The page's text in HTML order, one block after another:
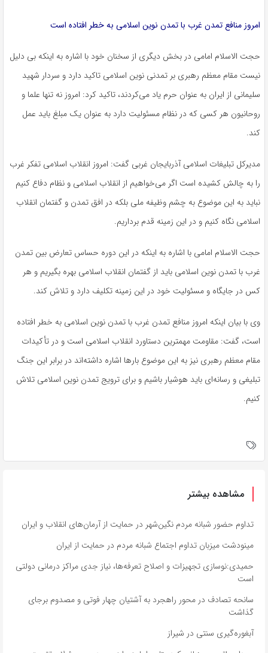
امروز منافع تمدن غرب با تمدن نوین اسلامی به خطر افتاده است
حجت الاسلام امامی در بخش دیگری از سخنان خود با اشاره به اینکه بی دلیل
نیست مقام معظم رهبری بر تمدنی نوین اسلامی تاکید دارد و سردار شهید
سلیمانی از ایران به عنوان حرم یاد می‌کردند، تاکید کرد: امروز نه تنها علما و
روحانیون هر کسی که در نظام مسئولیت دارد به عنوان یک مبلغ باید عمل
کند.
مدیرکل تبلیغات اسلامی آذربایجان غربی گفت: امروز انقلاب اسلامی تفکر غرب
را به چالش کشیده است اگر می‌خواهیم از انقلاب اسلامی و نظام دفاع کنیم
نباید به این موضوع به چشم وظیفه ملی بلکه در افق تمدن و گفتمان انقلاب
اسلامی نگاه کنیم و در این زمینه قدم برداریم.
حجت الاسلام امامی با اشاره به اینکه در این دوره حساس تعارض بین تمدن
غرب با تمدن نوین اسلامی باید از گفتمان انقلاب اسلامی بهره بگیریم و هر
کس در جایگاه و مسئولیت خود در این زمینه تکلیف دارد و تلاش کند.
وی با بیان اینکه امروز منافع تمدن غرب با تمدن نوین اسلامی به خطر افتاده
است، گفت: مقاومت مهمترین دستاورد انقلاب اسلامی است و در تأکیدات
مقام معظم رهبری نیز به این موضوع بارها اشاره داشته‌اند در برابر این جنگ
تبلیغی و رسانه‌ای باید هوشیار باشیم و برای ترویج تمدن نوین اسلامی تلاش
کنیم.
مشاهده بیشتر
تداوم حضور شبانه مردم نگین‌شهر در حمایت از آرمان‌های انقلاب و ایران
مینودشت میزبان تداوم اجتماع شبانه مردم در حمایت از ایران
حمیدی:نوسازی تجهیزات و اصلاح تعرفه‌ها، نیاز جدی مراکز درمانی دولتی
است
سانحه تصادف در محور راهجرد به آشتیان چهار فوتی و مصدوم برجای
گذاشت
آبغوره‌گیری سنتی در شیراز